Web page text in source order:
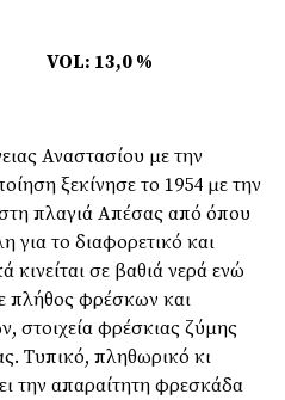
VOL: 13,0 %
Αναστασίου με την
ξεκίνησε το 1954 με την
πλαγιά Απέσας από όπου
για το διαφορετικό και
σε βαθιά νερά ενώ
πλήθος φρέσκων και
στοιχεία φρέσκιας ζύμης
Τυπικό, πληθωρικό κι
την απαραίτητη φρεσκάδα